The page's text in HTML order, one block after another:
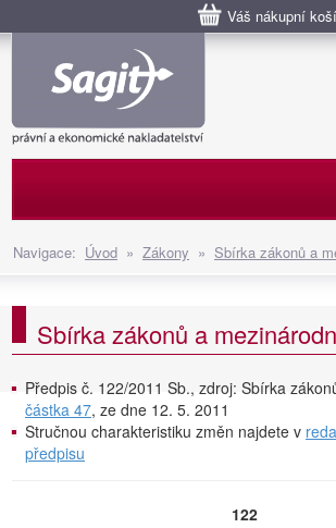
Váš nákupní
Navigace: Úvod » Zákony » Sbírka zákonů a
Sbírka zákonů a
Předpis č. 122/2011 Sb., zdroj: Sbírka
částka 47, ze dne 12. 5. 2011
Stručnou charakteristiku změn najdete v
předpisu
122